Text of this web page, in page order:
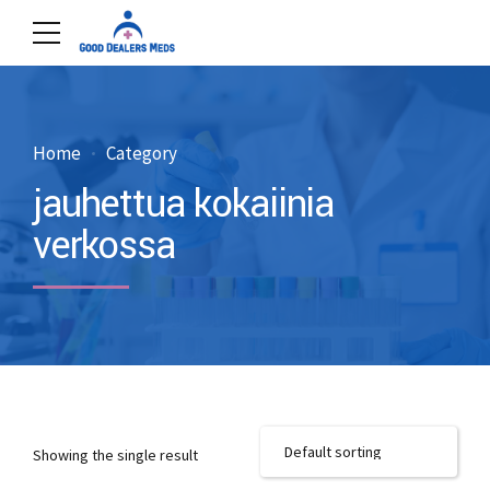
Home Category
jauhettua kokaiinia
verkossa
Showing the single result